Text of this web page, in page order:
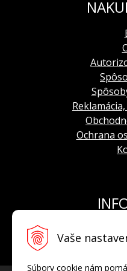
Vaše
Súbory cookie nám
Ochrana
E-mail: